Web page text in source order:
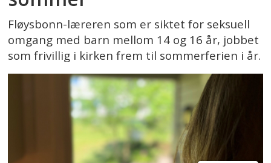
Fløysbonn-læreren som er siktet for seksuell
omgang med barn mellom 14 og 16 år, jobbet
som frivillig i kirken frem til sommerferien i år.